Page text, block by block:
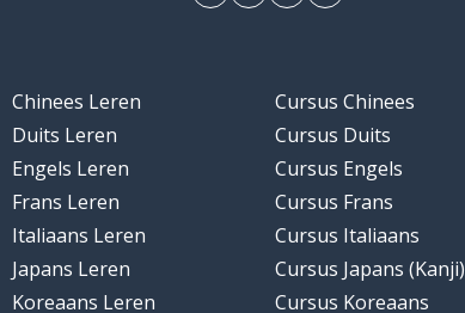
Chinees Leren
Duits Leren
Engels Leren
Frans Leren
Italiaans Leren
Japans Leren
Koreaans Leren
Cursus Chinees
Cursus Duits
Cursus Engels
Cursus Frans
Cursus Italiaans
Cursus Japans (Kanji)
Cursus Koreaans